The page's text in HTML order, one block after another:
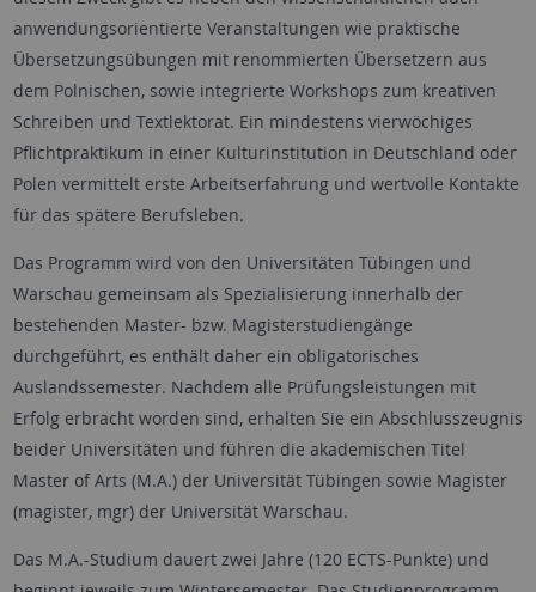
anwendungsorientierte Veranstaltungen wie praktische
Übersetzungsübungen mit renommierten Übersetzern aus
dem Polnischen, sowie integrierte Workshops zum kreativen
Schreiben und Textlektorat. Ein mindestens vierwöchiges
Pflichtpraktikum in einer Kulturinstitution in Deutschland oder
Polen vermittelt erste Arbeitserfahrung und wertvolle Kontakte
für das spätere Berufsleben.
Das Programm wird von den Universitäten Tübingen und
Warschau gemeinsam als Spezialisierung innerhalb der
bestehenden Master- bzw. Magisterstudiengänge
durchgeführt, es enthält daher ein obligatorisches
Auslandssemester. Nachdem alle Prüfungsleistungen mit
Erfolg erbracht worden sind, erhalten Sie ein Abschlusszeugnis
beider Universitäten und führen die akademischen Titel
Master of Arts (M.A.) der Universität Tübingen sowie Magister
(magister, mgr) der Universität Warschau.
Das M.A.-Studium dauert zwei Jahre (120 ECTS-Punkte) und